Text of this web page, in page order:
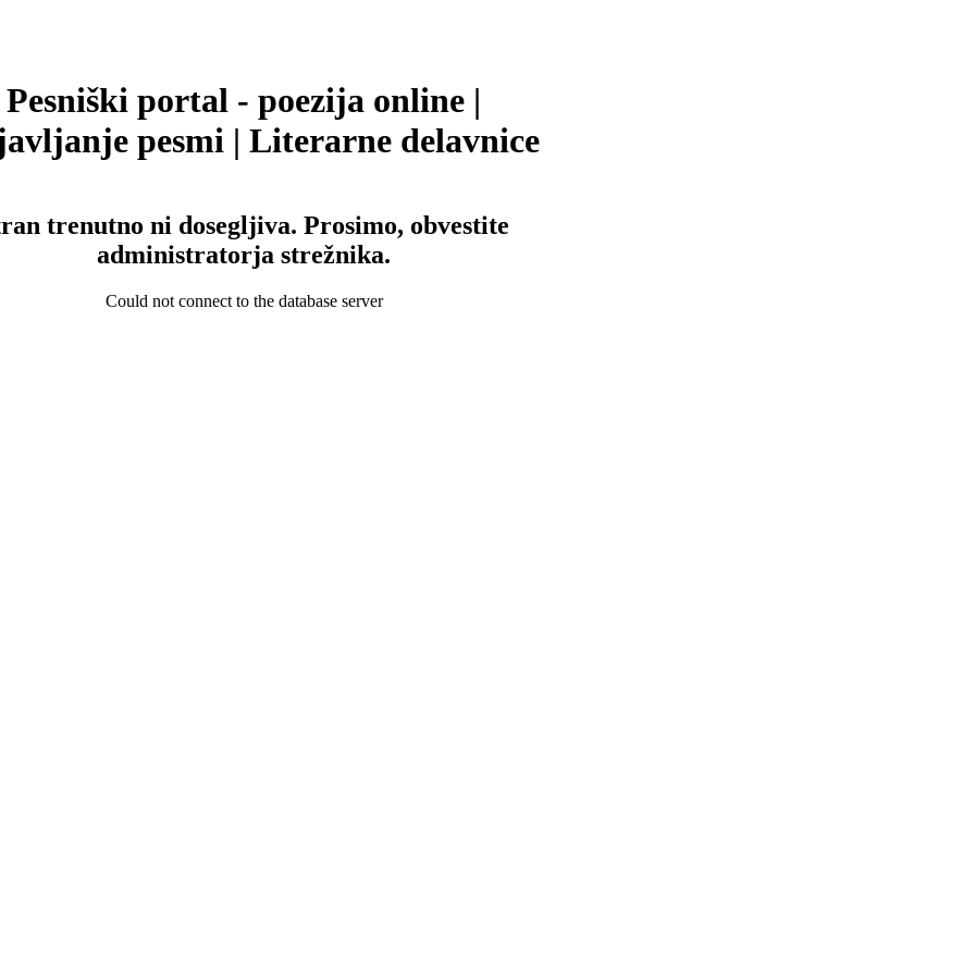
Pesniški portal - poezija online |
pesmi | Literarne delavnice
trenutno ni dosegljiva. Prosimo, obvestite
administratorja strežnika.
Could not connect to the database server